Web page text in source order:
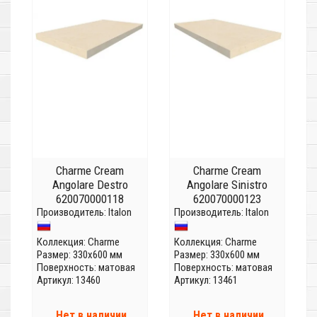
Charme Cream
Angolare Destro
620070000118
Производитель: Italon
Коллекция: Charme
Размер: 330x600 мм
Поверхность: матовая
Артикул: 13460
Charme Cream
Angolare Sinistro
620070000123
Производитель: Italon
Коллекция: Charme
Размер: 330x600 мм
Поверхность: матовая
Артикул: 13461